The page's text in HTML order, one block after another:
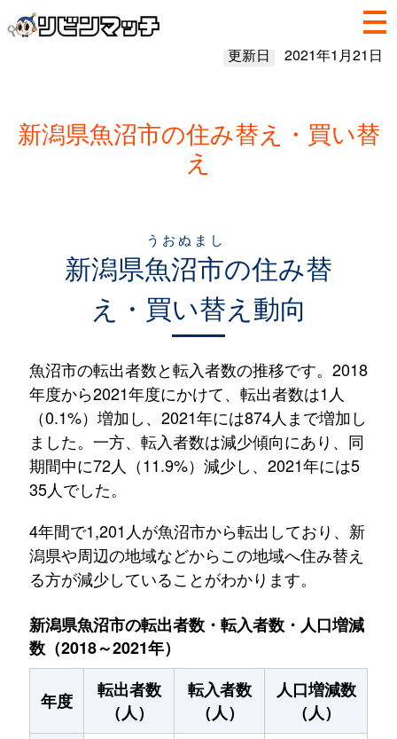
更新日 2021年1月21日
新潟県魚沼市の住み替え・買い替
え
新潟県魚沼市
うおぬまし
の住み替
え・買い替え動向
魚沼市の転出者数と転入者数の推移です。2018
年度から2021年度にかけて、転出者数は1人
（0.1%）増加し、2021年には874人まで増加し
ました。一方、転入者数は減少傾向にあり、同
期間中に72人（11.9%）減少し、2021年には5
35人でした。
4年間で1,201人が魚沼市から転出しており、新
潟県や周辺の地域などからこの地域へ住み替え
る方が減少していることがわかります。
新潟県魚沼市の転出者数・転入者数・人口増減
数（2018～2021年）
年度
転出者数
（人）
転入者数
（人）
人口増減数
（人）